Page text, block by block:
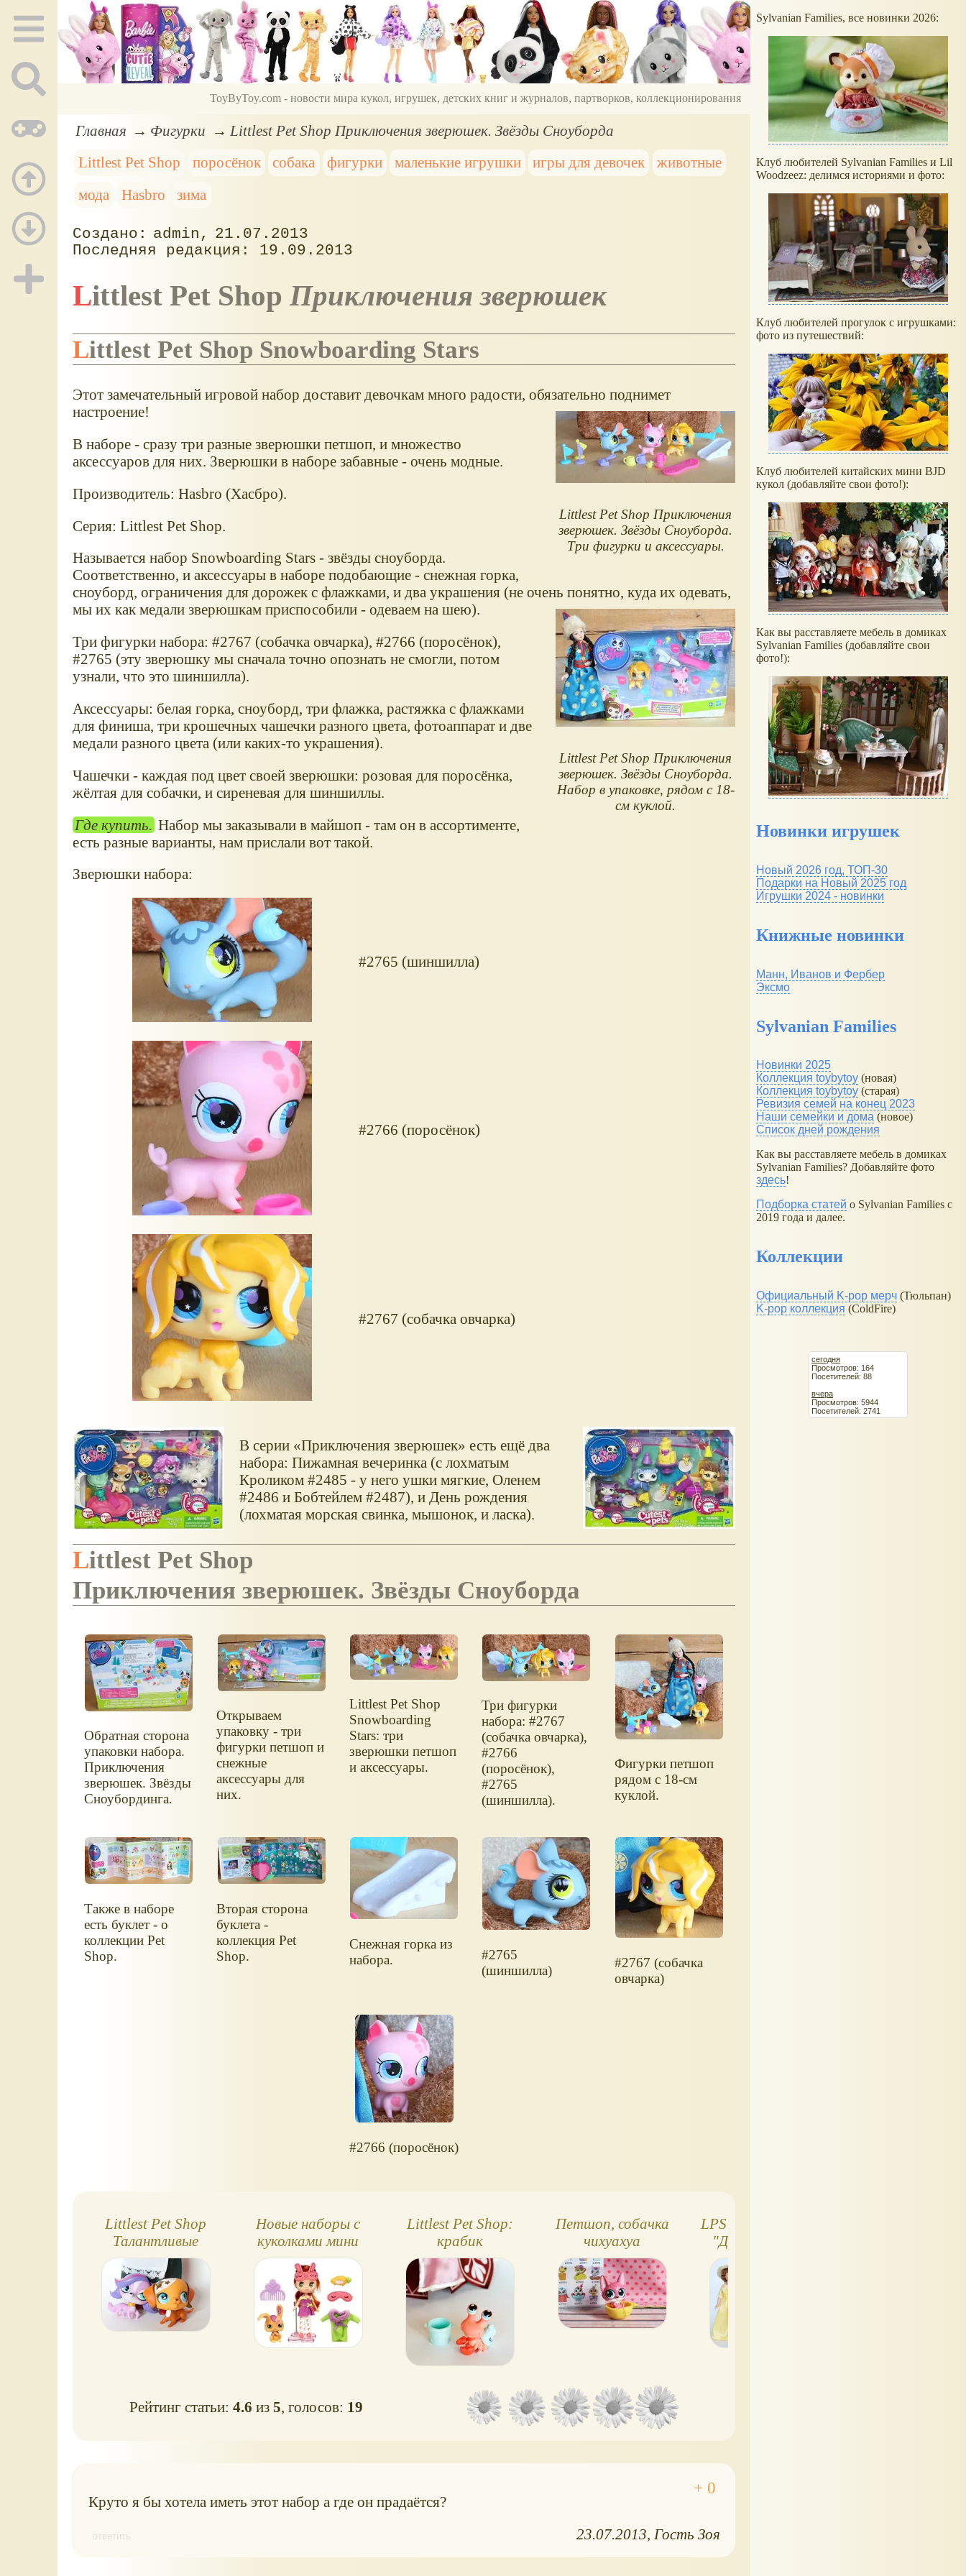
ToyByToy.com - новости мира кукол, игрушек, детских книг и журналов, партворков, коллекционирования
Главная Фигурки
Littlest Pet Shop Приключения зверюшек. Звёзды Сноуборда
Littlest Pet Shop
поросёнок собака фигурки маленькие игрушки игры для девочек
животные
мода
Hasbro зима
admin
21.07.2013
19.09.2013
Littlest Pet Shop Приключения зверюшек
Littlest Pet Shop Snowboarding Stars
Этот замечательный игровой набор доставит девочкам много радости, обязательно поднимет
настроение!
Littlest Pet Shop Приключения
зверюшек. Звёзды Сноуборда.
Три фигурки и аксессуары.
В наборе - сразу три разные зверюшки петшоп, и множество
аксессуаров для них. Зверюшки в наборе забавные - очень модные.
Производитель: Hasbro (Хасбро).
Серия: Littlest Pet Shop.
Называется набор Snowboarding Stars - звёзды сноуборда.
Соответственно, и аксессуары в наборе подобающие - снежная горка,
сноуборд, ограничения для дорожек с флажками, и два украшения (не очень понятно, куда их одевать,
мы их как медали зверюшкам приспособили - одеваем на шею).
Littlest Pet Shop Приключения
зверюшек. Звёзды Сноуборда.
Набор в упаковке, рядом с 18-
см куклой.
Три фигурки набора: #2767 (собачка овчарка), #2766 (поросёнок),
#2765 (эту зверюшку мы сначала точно опознать не смогли, потом
узнали, что это шиншилла).
Аксессуары: белая горка, сноуборд, три флажка, растяжка с флажками
для финиша, три крошечных чашечки разного цвета, фотоаппарат и две
медали разного цвета (или каких-то украшения).
Чашечки - каждая под цвет своей зверюшки: розовая для поросёнка,
жёлтая для собачки, и сиреневая для шиншиллы.
Где купить.Набор мы заказывали в майшоп - там он в ассортименте,
есть разные варианты, нам прислали вот такой.
Зверюшки набора:
#2765 (шиншилла)
#2766 (поросёнок)
#2767 (собачка овчарка)
В серии Приключения зверюшек
есть ещё два
набора: Пижамная вечеринка (с лохматым
Кроликом #2485 - у него ушки мягкие, Оленем
#2486 и Бобтейлем #2487), и День рождения
(лохматая морская свинка, мышонок, и ласка).
Littlest Pet Shop
Приключения зверюшек. Звёзды Сноуборда
Обратная сторона
упаковки набора.
Приключения
зверюшек. Звёзды
Сноубординга.
Открываем
упаковку - три
фигурки петшоп и
снежные
аксессуары для
них.
Littlest Pet Shop
Snowboarding
Stars: три
зверюшки петшоп
и аксессуары.
Три фигурки
набора: #2767
(собачка овчарка),
#2766
(поросёнок),
#2765
(шиншилла).
Фигурки петшоп
рядом с 18-см
куклой.
Также в наборе
есть буклет - о
коллекции Pet
Shop.
Вторая сторона
буклета -
коллекция Pet
Shop.
Снежная горка из
набора.
#2765
(шиншилла)
#2767 (собачка
овчарка)
#2766 (поросёнок)
Littlest Pet Shop
Талантливые
зверюшки, набор
Новые наборы с
куколками мини
Блайз
Littlest Pet Shop:
крабик
Петшоп, собачка
чихуахуа
LPS Игровой набор
"Деликатесы", с
Рейтинг статьи:4.6 из5, голосов: 19
Круто я бы хотела иметь этот набор а где он прадаётся?
ответить 23.07.2013 Гость Зоя
Sylvanian Families, все новинки 2026:
Клуб любителей Sylvanian Families и Lil
Woodzeez: делимся историями и фото:
Клуб любителей прогулок с игрушками:
фото из путешествий:
Клуб любителей китайских мини BJD
кукол (добавляйте свои фото!):
Как вы расставляете мебель в домиках
Sylvanian Families (добавляйте свои
фото!):
Новинки игрушек
Новый 2026 год, ТОП-30
Подарки на Новый 2025 год
Игрушки 2024 - новинки
Книжные новинки
Манн, Иванов и Фербер
Эксмо
Sylvanian Families
Новинки 2025
Коллекция toybytoy (новая)
Коллекция toybytoy (старая)
Ревизия семей на конец 2023
Наши семейки и дома (новое)
Список дней рождения
Как вы расставляете мебель в домиках
Sylvanian Families? Добавляйте фото
здесь!
Подборка статей о Sylvanian Families с
2019 года и далее.
Коллекции
Официальный K-pop мерч (Тюльпан)
K-pop коллекция (ColdFire)
сегодня
Просмотров: 164
Посетителей: 88
вчера
Просмотров: 5944
Посетителей: 2741